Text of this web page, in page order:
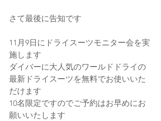
さて最後に告知です
11月9日にドライスーツモニター会を実
施します
ダイバーに大人気のワールドドライの
最新ドライスーツを無料でお使いいた
だけます
10名限定ですのでご予約はお早めにお
願いいたします